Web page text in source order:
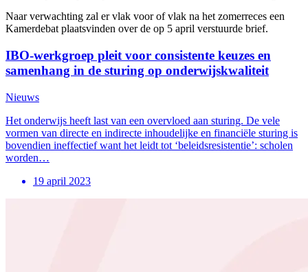
Naar verwachting zal er vlak voor of vlak na het zomerreces een
Kamerdebat plaatsvinden over de op 5 april verstuurde brief.
IBO-werkgroep pleit voor consistente keuzes en
samenhang in de sturing op onderwijskwaliteit
Nieuws
Het onderwijs heeft last van een overvloed aan sturing. De vele
vormen van directe en indirecte inhoudelijke en financiële sturing is
bovendien ineffectief want het leidt tot ‘beleidsresistentie’: scholen
worden…
19 april 2023